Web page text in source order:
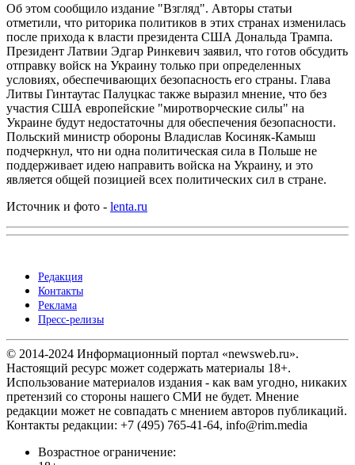
Об этом сообщило издание "Взгляд". Авторы статьи
отметили, что риторика политиков в этих странах изменилась
после прихода к власти президента США Дональда Трампа.
Президент Латвии Эдгар Ринкевич заявил, что готов обсудить
отправку войск на Украину только при определенных
условиях, обеспечивающих безопасность его страны. Глава
Литвы Гинтаутас Палуцкас также выразил мнение, что без
участия США европейские "миротворческие силы" на
Украине будут недостаточны для обеспечения безопасности.
Польский министр обороны Владислав Косиняк-Камыш
подчеркнул, что ни одна политическая сила в Польше не
поддерживает идею направить войска на Украину, и это
является общей позицией всех политических сил в стране.
Источник и фото - lenta.ru
Редакция
Контакты
Реклама
Пресс-релизы
© 2014-2024 Информационный портал «newsweb.ru».
Настоящий ресурс может содержать материалы 18+.
Использование материалов издания - как вам угодно, никаких
претензий со стороны нашего СМИ не будет. Мнение
редакции может не совпадать с мнением авторов публикаций.
Контакты редакции: +7 (495) 765-41-64, info@rim.media
Возрастное ограничение: